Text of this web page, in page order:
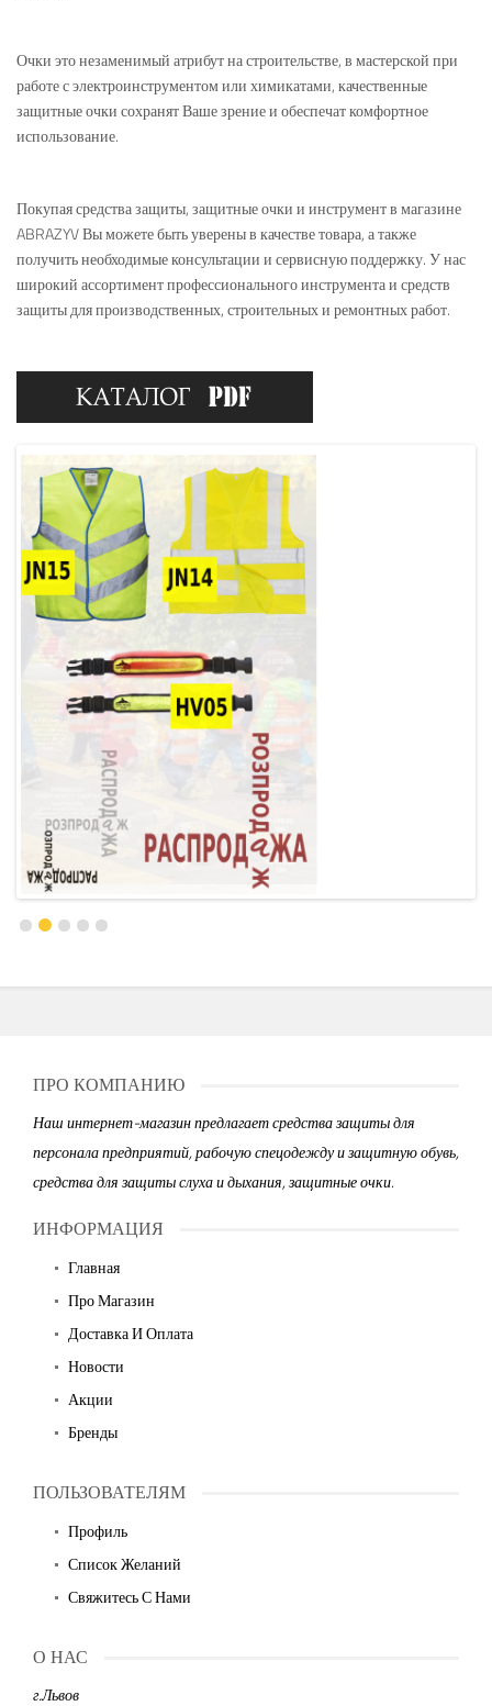
Очки это незаменимый атрибут на строительстве, в мастерской при
работе с электроинструментом или химикатами, качественные
защитные очки сохранят Ваше зрение и обеспечат комфортное
использование.
Покупая средства защиты, защитные очки и инструмент в магазине
ABRAZYV Вы можете быть уверены в качестве товара, а также
получить необходимые консультации и сервисную поддержку. У нас
широкий ассортимент профессионального инструмента и средств
защиты для производственных, строительных и ремонтных работ.
ПРО КОМПАНИЮ
Наш интернет-магазин предлагает средства защиты для
персонала предприятий, рабочую спецодежду и защитную обувь,
средства для защиты слуха и дыхания, защитные очки.
ИНФОРМАЦИЯ
Главная
Про Магазин
Доставка И Оплата
Новости
Акции
Бренды
ПОЛЬЗОВАТЕЛЯМ
Профиль
Список Желаний
Свяжитесь С Нами
О НАС
г.Львов